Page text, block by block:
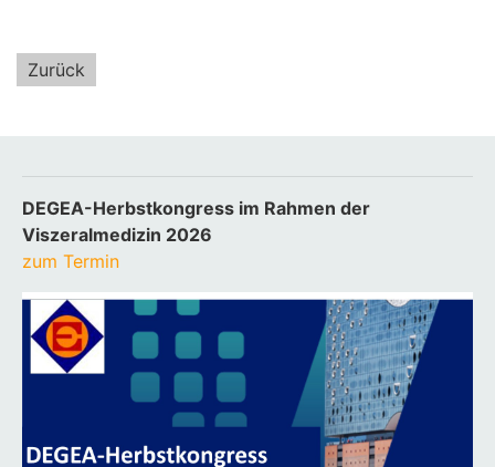
Zurück
DEGEA-Herbstkongress im Rahmen der
Viszeralmedizin 2026
zum Termin